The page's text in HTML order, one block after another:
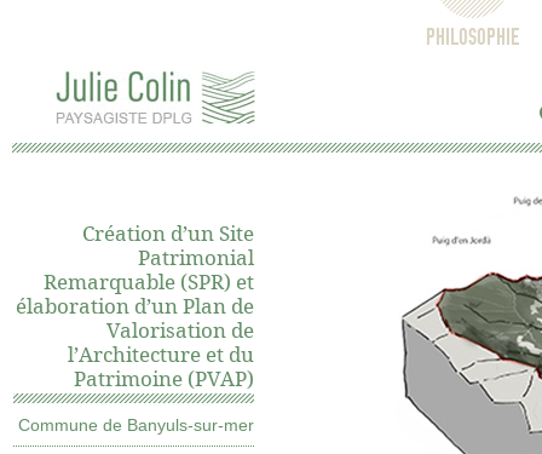
PHILOSOPHIE
Création d’un Site
Patrimonial
Remarquable (SPR) et
élaboration d’un Plan de
Valorisation de
l’Architecture et du
Patrimoine (PVAP)
Commune de Banyuls-sur-mer